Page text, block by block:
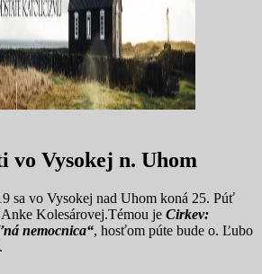
vo Vysokej n. Uhom
sa vo Vysokej nad Uhom koná 25. Púť
Kolesárovej.Témou je Cirkev:
nemocnica“, hosťom púte bude o. Ľubo